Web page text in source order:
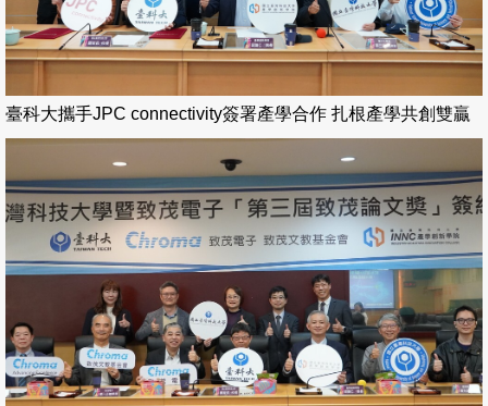
臺科大攜手JPC connectivity簽署產學合作 扎根產學共創雙贏